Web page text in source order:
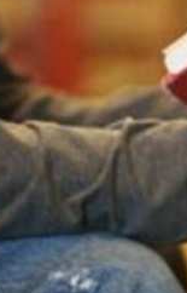
Xocavənddə
iki ilə bacardı
dönüş nöqtəsi: